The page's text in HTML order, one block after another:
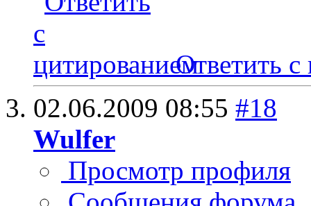
Ответить с
02.06.2009 08:55 #18
Wulfer
Просмотр профиля